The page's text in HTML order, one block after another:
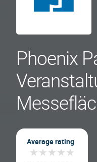
Phoenix
Average rating
★★★★★
★★★★★